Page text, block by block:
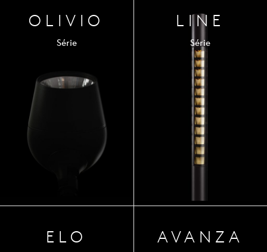
OLIVIO
Série
LINE
Série
ELO AVA NZA